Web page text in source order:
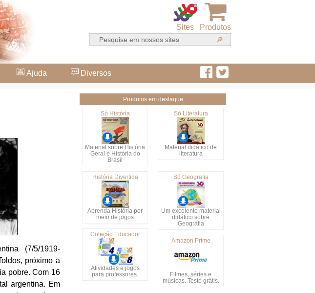
Produtos
Sites
Ajuda Diversos
(7/5/1919-
próximo a
pobre. Com 16
argentina. Em
Produtos em destaque
Só História
Material sobre História
Geral e História do
Brasil
Só Literatura
Material didático de
literatura
História Divertida
Aprenda História por
meio de jogos
Só Geografia
Um excelente material
didático sobre
Geografia
Coleção Educador
Atividades e jogos
para professores.
Amazon Prime
Filmes, séries e
músicas. Teste grátis.